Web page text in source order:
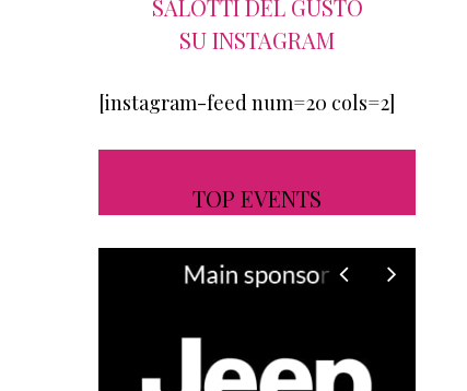
SALOTTI DEL GUSTO
SU INSTAGRAM
[instagram-feed num=20 cols=2]
TOP EVENTS